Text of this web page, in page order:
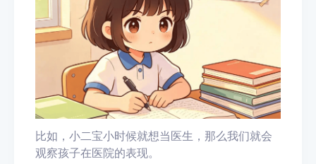
比如，小二宝小时候就想当医生，那么我们就会
观察孩子在医院的表现。